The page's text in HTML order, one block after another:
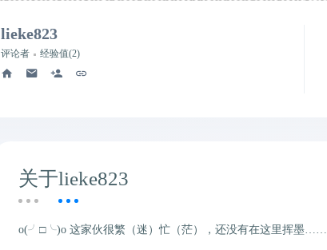
lieke823
评论者 经验值(2)
关于lieke823
o(╯□╰)o 这家伙很繁（迷）忙（茫），还没有在这里挥墨……